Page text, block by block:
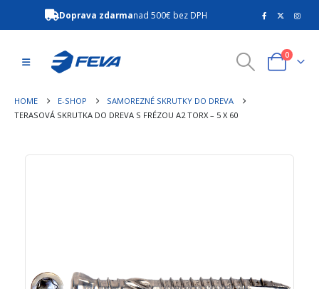
Doprava zdarmanad 500€ bez DPH
0
HOME E-SHOP
SAMOREZNÉ SKRUTKY DO DREVA
TERASOVÁ SKRUTKA DO DREVA S FRÉZOU A2 TORX – 5 X 60